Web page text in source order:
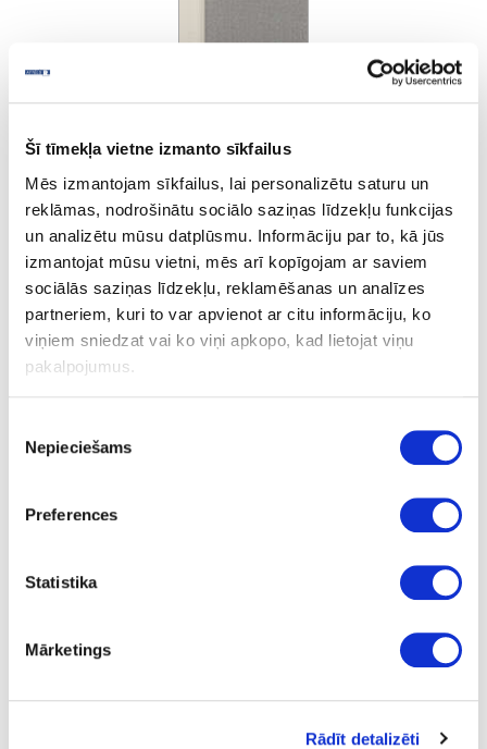
Šī tīmekļa vietne izmanto sīkfailus
Mēs izmantojam sīkfailus, lai personalizētu saturu un
reklāmas, nodrošinātu sociālo saziņas līdzekļu funkcijas
un analizētu mūsu datplūsmu. Informāciju par to, kā jūs
izmantojat mūsu vietni, mēs arī kopīgojam ar saviem
sociālās saziņas līdzekļu, reklamēšanas un analīzes
partneriem, kuri to var apvienot ar citu informāciju, ko
viņiem sniedzat vai ko viņi apkopo, kad lietojat viņu
pakalpojumus.
izvēle
Nepieciešams
Preferences
Statistika
Mārketings
Rādīt detalizēti
Tērauds krēmkrāsa
Uzdot jautājumu
Nosūtīt saiti uz produktu
Drukāt